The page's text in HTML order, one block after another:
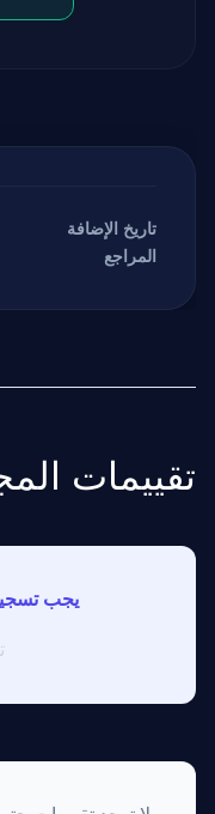
تاريخ الإضافة
المراجع
تقييمات
يجب